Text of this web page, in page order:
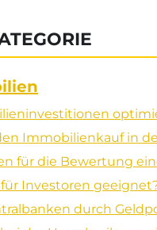
Immobilienkauf in
für die Bewertung
Investoren
durch